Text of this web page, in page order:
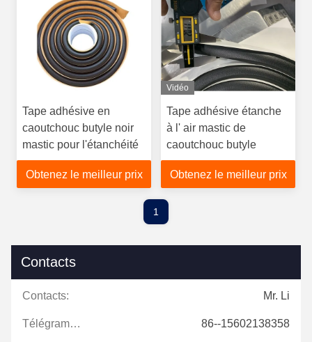
Tape adhésive en
caoutchouc butyle noir
mastic pour l'étanchéité
Obtenez le meilleur prix
Vidéo
Tape adhésive étanche
à l' air mastic de
caoutchouc butyle
Obtenez le meilleur prix
1
Contacts
Contacts: Mr. Li
Télégramme: 86--15602138358